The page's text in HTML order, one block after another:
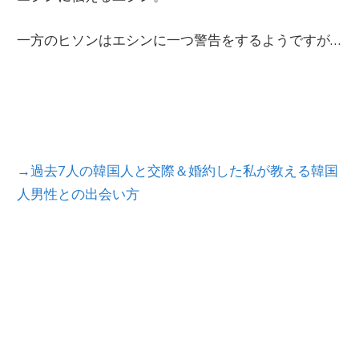
一方のヒソンはエシンに一つ警告をするようですが…
→過去7人の韓国人と交際＆婚約した私が教える韓国
人男性との出会い方